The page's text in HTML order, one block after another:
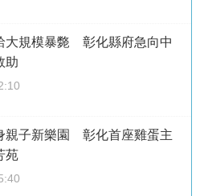
大規模暴斃 彰化縣府急向中
助
親子新樂園 彰化首座雞蛋主
苑